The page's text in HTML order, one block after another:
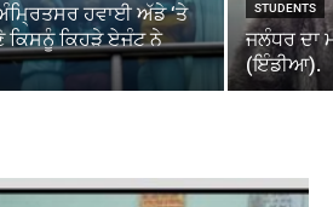
ਹਵਾਈ ਅੱਡੇ ‘ਤੇ
ਕਿਸਨੂੰ ਕਿਹੜੇ ਏਜੰਟ ਨੇ
STUDENTS
ਜਲੰਧਰ ਦਾ
(ਇੰਡੀਆ).